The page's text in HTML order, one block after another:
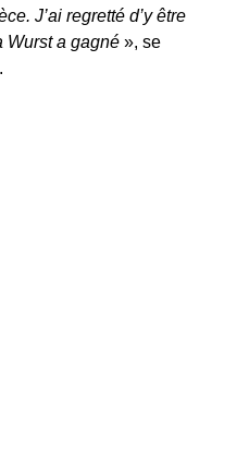
J’ai regretté d’y être
Wurst a gagné », se